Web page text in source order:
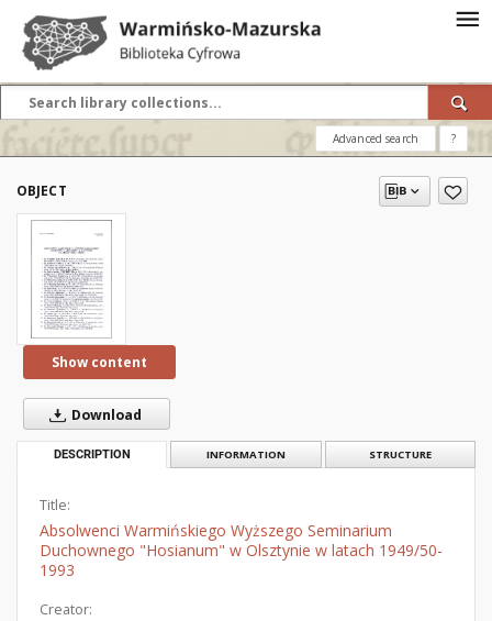
Advanced search ?
OBJECT
Show content
Download
DESCRIPTION INFORMATION STRUCTURE
Title:
Absolwenci Warmińskiego Wyższego Seminarium
Duchownego "Hosianum" w Olsztynie w latach 1949/50-
1993
Creator: